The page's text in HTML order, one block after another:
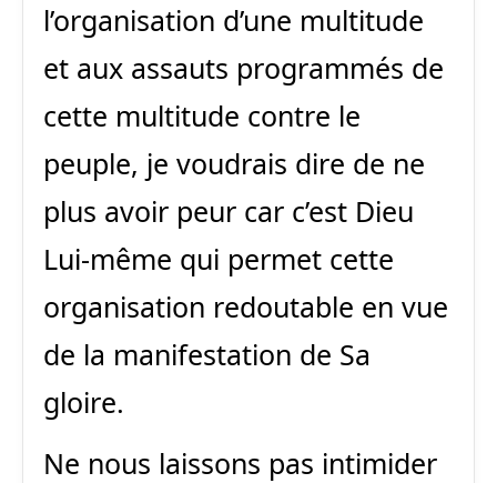
l’organisation d’une multitude
et aux assauts programmés de
cette multitude contre le
peuple, je voudrais dire de ne
plus avoir peur car c’est Dieu
Lui-même qui permet cette
organisation redoutable en vue
de la manifestation de Sa
gloire.
Ne nous laissons pas intimider